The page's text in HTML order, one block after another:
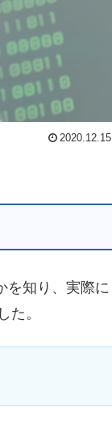
2020.12.15
を知り、実際に
た。